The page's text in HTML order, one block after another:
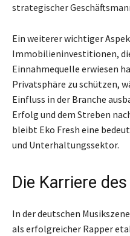
strategischer
Ein weiterer wichtiger
Immobilieninvestitionen,
Einnahmequelle erwiesen
Privatsphäre zu schützen,
Einfluss in der Branche
Erfolg und dem Streben
bleibt Eko Fresh eine
und Unterhaltungssektor.
Die Karriere
In der deutschen
als erfolgreicher Rapper